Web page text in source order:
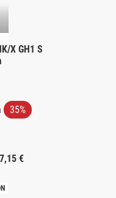
X GH1 S
35%
€